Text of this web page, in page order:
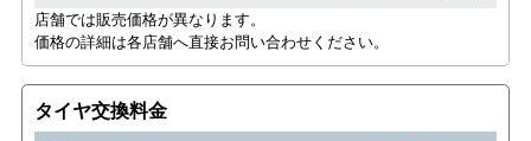
店舗では販売価格が異なります。
価格の詳細は各店舗へ直接お問い合わせください。
タイヤ交換料金